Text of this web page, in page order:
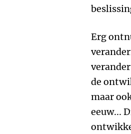
Erg
de
maar
eeuw...